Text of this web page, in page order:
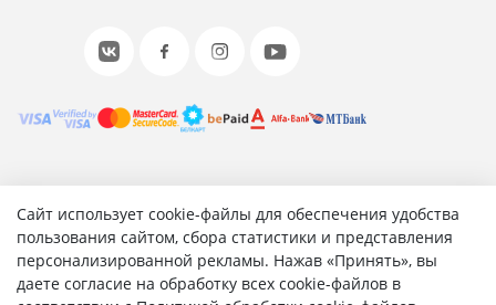
Сайт использует cookie-файлы для обеспечения удобства
пользования сайтом, сбора статистики и представления
персонализированной рекламы. Нажав «Принять», вы
даете согласие на обработку всех cookie-файлов в
© 2001-2026 «Битрикс», «1С-Битрикс». Работает на 1С-
Битрикс: Управление сайтом.
Согласие на обработку персональных данных
Отзыв согласия на обработку персональных данных